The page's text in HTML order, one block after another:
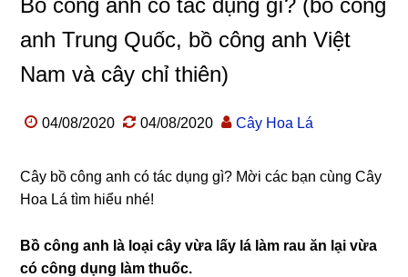
Bồ công anh có tác dụng gì? (bồ công
anh Trung Quốc, bồ công anh Việt
Nam và cây chỉ thiên)
04/08/2020 04/08/2020 Cây Hoa Lá
Cây bồ công anh có tác dụng gì? Mời các bạn cùng Cây
Hoa Lá tìm hiểu nhé!
Bồ công anh là loại cây vừa lấy lá làm rau ăn lại vừa
có công dụng làm thuốc.